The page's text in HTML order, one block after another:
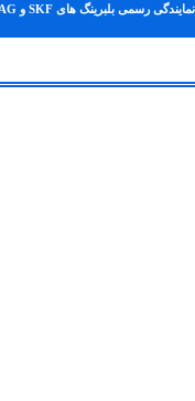
نمایندگی رسمی بلبرینگ های SKF و FAG در ایران